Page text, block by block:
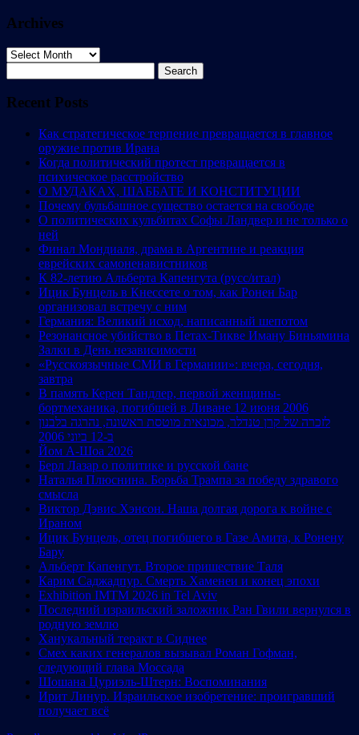
Archives
Archives
for:
Recent Posts
Как стратегическое терпение превращается в главное
оружие против Ирана
Когда политический протест превращается в
психическое расстройство
О МУДАКАХ, ШАББАТЕ И КОНСТИТУЦИИ
Почему бульбашное существо остается на свободе
О политических кульбитах Софы Ландвер и не только о
ней
Финал Мондиаля, драма в Аргентине и реакция
еврейских самоненавистников
К 82-летию Альберта Капенгута (русс/итал)
Ицик Бунцель в Кнессете о том, как Ронен Бар
организовал встречу с ним
Германия: Великий исход, написанный шепотом
Резонансное убийство в Петах-Тикве Иману Биньямина
Залки в День независимости
«Русскоязычные СМИ в Германии»: вчера, сегодня,
завтра
В память Керен Тандлер, первой женщины-
бортмеханика, погибшей в Ливане 12 июня 2006
לזכרה של קרן טנדלר, מכונאית מוטסת ראשונה, נהרגה בלבנון
ב-12 ביוני 2006
Йом А-Шоа 2026
Берл Лазар о политике и русской бане
Наталья Плюснина. Борьба Трампа за победу здравого
смысла
Виктор Дэвис Хэнсон. Наша долгая дорога к войне с
Ираном
Ицик Бунцель, отец погибшего в Газе Амита, к Ронену
Бару
Альберт Капенгут. Второе пришествие Таля
Карим Саджадпур. Смерть Хаменеи и конец эпохи
Exhibition IMTM 2026 in Tel Aviv
Последний израильский заложник Ран Гвили вернулся в
родную землю
Ханукальный теракт в Сиднее
Смех каких генералов вызывал Роман Гофман,
следующий глава Моссада
Шошана Цуриэль-Штерн: Воспоминания
Ирит Линур. Израильское изобретение: проигравший
получает всё